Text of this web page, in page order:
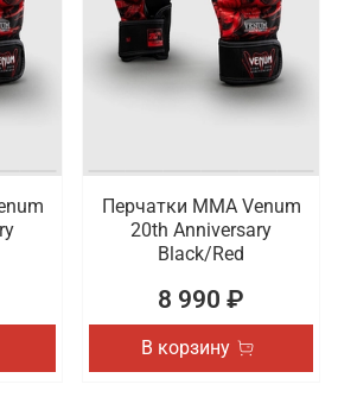
Перчатки ММА Venum
20th Anniversary
Black/Red
8 990 ₽
В корзину